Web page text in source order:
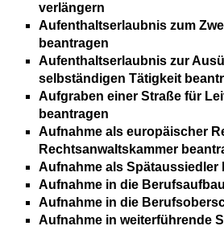
verlängern
Aufenthaltserlaubnis zum
beantragen
Aufenthaltserlaubnis zur
selbständigen Tätigkeit
Aufgraben einer Straße für
beantragen
Aufnahme als europäischer
Rechtsanwaltskammer
Aufnahme als Spätaussiedler
Aufnahme in die
Aufnahme in die
Aufnahme in weiterführende